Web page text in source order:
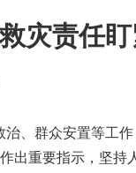
灾责任
、群众安置等工
出重要指示，坚